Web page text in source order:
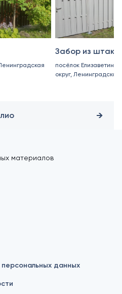
Забор из
посёлок
округ, Ленинградская
материалов
данных